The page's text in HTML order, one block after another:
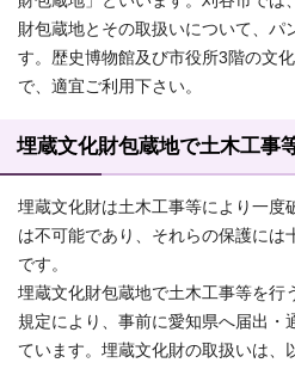
財包蔵地とその取扱いについて、パ
す。歴史博物館及び市役所3階の文
で、適宜ご利用下さい。
埋蔵文化財包蔵地で土木工事
埋蔵文化財は土木工事等により一度
は不可能であり、それらの保護には
です。
埋蔵文化財包蔵地で土木工事等を行
規定により、事前に愛知県へ届出・
ています。埋蔵文化財の取扱いは、